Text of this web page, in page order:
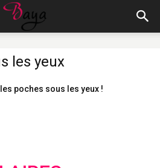
les yeux
poches sous les yeux !